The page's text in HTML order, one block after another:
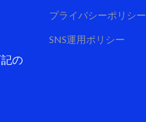
の
プライバシーポリシー
SNS運用ポリシー